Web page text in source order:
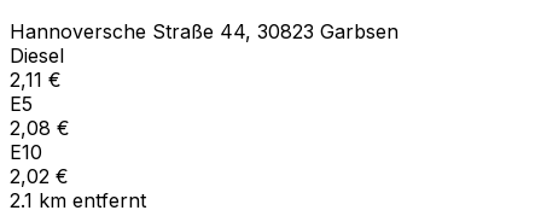
Hannoversche Straße 44, 30823 Garbsen
Diesel
2,11 €
E5
2,08 €
E10
2,02 €
2.1 km entfernt